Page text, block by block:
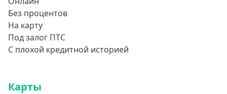
Без процентов
На карту
Под залог ПТС
С плохой кредитной историей
Карты